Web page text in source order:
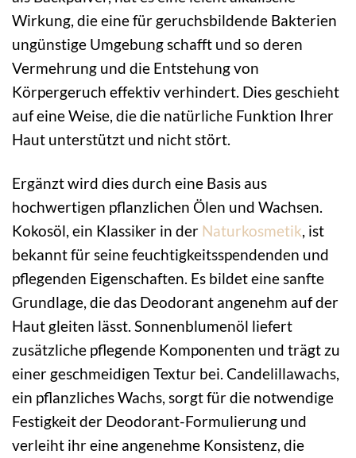
Wirkung, die eine für geruchsbildende Bakterien
ungünstige Umgebung schafft und so deren
Vermehrung und die Entstehung von
Körpergeruch effektiv verhindert. Dies geschieht
auf eine Weise, die die natürliche Funktion Ihrer
Haut unterstützt und nicht stört.
Ergänzt wird dies durch eine Basis aus
hochwertigen pflanzlichen Ölen und Wachsen.
Kokosöl, ein Klassiker in der Naturkosmetik, ist
bekannt für seine feuchtigkeitsspendenden und
pflegenden Eigenschaften. Es bildet eine sanfte
Grundlage, die das Deodorant angenehm auf der
Haut gleiten lässt. Sonnenblumenöl liefert
zusätzliche pflegende Komponenten und trägt zu
einer geschmeidigen Textur bei. Candelillawachs,
ein pflanzliches Wachs, sorgt für die notwendige
Festigkeit der Deodorant-Formulierung und
verleiht ihr eine angenehme Konsistenz, die